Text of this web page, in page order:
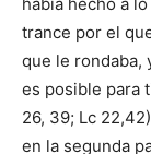
había hecho a
trance por el
que le rondaba,
es posible para
26, 39; Lc
en la segunda